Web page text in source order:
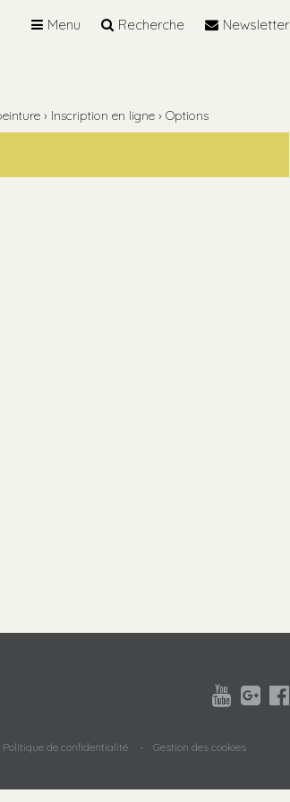
Menu Recherche Newsletter
› Inscription en ligne › Options



Politique de confidentialité Gestion des cookies